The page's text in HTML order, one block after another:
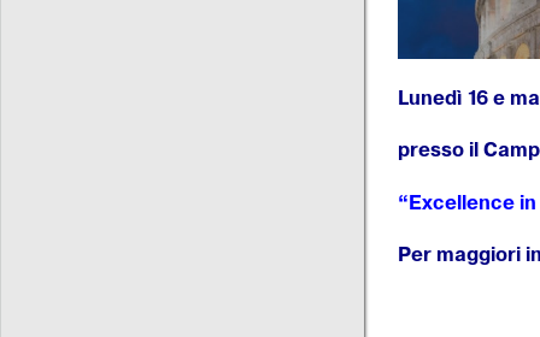
Lunedì 16 e
presso il
“Excellence
Per maggiori